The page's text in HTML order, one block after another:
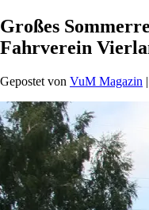
Großes
Fahrverein
Gepostet von VuM Magazin |